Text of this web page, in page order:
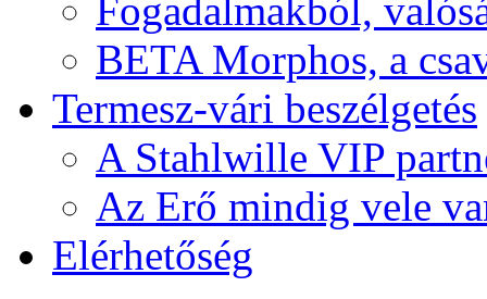
Fogadalmakból,
BETA Morphos, a
Termesz-vári beszélgetés
A Stahlwille VIP
Az Erő mindig vele
Elérhetőség